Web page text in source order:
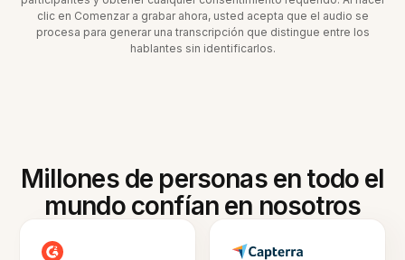
clic en Comenzar a grabar ahora, usted acepta que el audio se
procesa para generar una transcripción que distingue entre los
hablantes sin identificarlos.
Millones de personas en todo el
mundo confían en nosotros